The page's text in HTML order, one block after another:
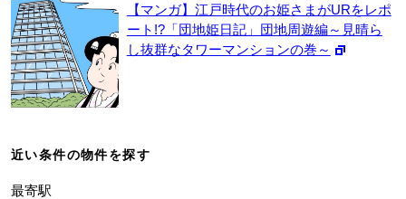
【マンガ】江戸時代のお姫さまがURをレポ
ート!?「団地姫日記」団地周遊編～見晴ら
し抜群なタワーマンションの巻～
近い条件の物件を探す
最寄駅